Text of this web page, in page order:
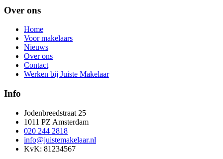
Over ons
Home
Voor makelaars
Nieuws
Over ons
Contact
Werken bij Juiste Makelaar
Info
Jodenbreedstraat 25
1011 PZ Amsterdam
020 244 2818
info@juistemakelaar.nl
KvK: 81234567